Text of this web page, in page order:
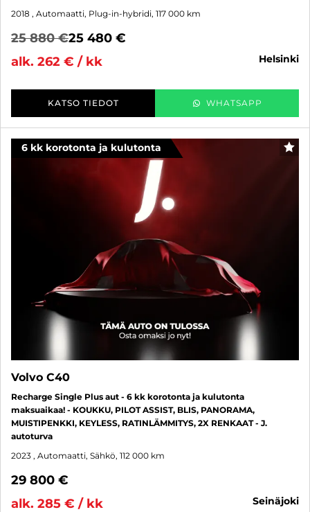
2018 , Automaatti, Plug-in-hybridi, 117 000 km
25 880 €25 480 €
alk. 262 € / kk
helsinki
KATSO TIEDOT WHATSAPP
6 kk korotonta ja kulutonta
Volvo C40
Recharge Single Plus aut - 6 kk korotonta ja kulutonta
maksuaikaa! - KOUKKU, PILOT ASSIST, BLIS, PANORAMA,
MUISTIPENKKI, KEYLESS, RATINLÄMMITYS, 2X RENKAAT - J.
autoturva
2023 , Automaatti, Sähkö, 112 000 km
29 800 €
alk. 285 € / kk
seinäjoki